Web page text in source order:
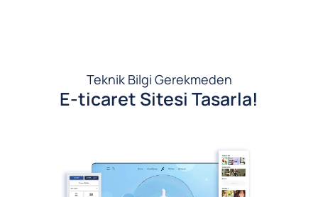
Teknik Bilgi Gerekmeden
E-ticaret Sitesi Tasarla!